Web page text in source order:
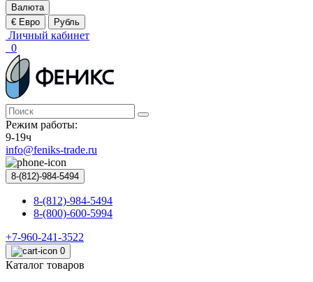
Валюта
€ Евро
Рубль
Личный кабинет
0
Режим работы:
9-19ч
info@feniks-trade.ru
8-(812)-984-5494
8-(812)-984-5494
8-(800)-600-5994
+7-960-241-3522
0
Каталог товаров